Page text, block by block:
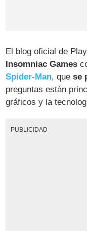
El blog oficial de
Insomniac Games
Spider-Man, quese
preguntas están
gráficos y la
PUBLICIDAD